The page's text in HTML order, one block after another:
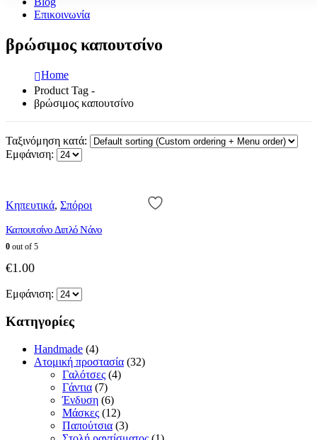
Επικοινωνία
βρώσιμος καπουτσίνο
Home
Product Tag -
βρώσιμος καπουτσίνο
Ταξινόμηση κατά:
Εμφάνιση:
Κηπευτικά, Σπόροι
Καπουτσίνο Διπλό Νάνο
0 out of 5
€1.00
Εμφάνιση:
Κατηγορίες
Handmade (4)
Ατομική προστασία (32)
Γαλότσες (4)
Γάντια (7)
Ένδυση (6)
Μάσκες (12)
Παπούτσια (3)